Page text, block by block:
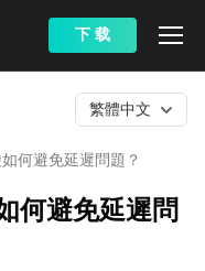
下 载
何避免延遲問題？
繁體中文
何避免延遲問